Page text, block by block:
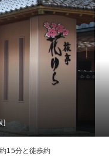
]
15分と徒歩約